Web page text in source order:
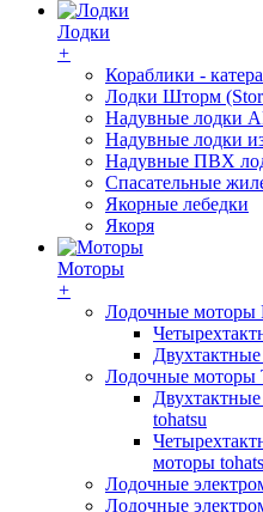
Лодки
+
Кораблики -
Лодки Шторм
Надувные лодки
Надувные лодки
Надувные ПВХ
Спасательные
Якорные лебедки
Якоря
Моторы
+
Лодочные моторы
Лодочные моторы
tohatsu
моторы
Лодочные
Лодочные